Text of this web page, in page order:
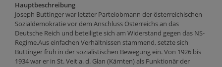
Hauptbeschreibung
Joseph Buttinger war letzter Parteiobmann der österreichischen
Sozialdemokratie vor dem Anschluss Österreichs an das
Deutsche Reich und beteiligte sich am Widerstand gegen das NS-
Regime.Aus einfachen Verhältnissen stammend, setzte sich
Buttinger früh in der sozialistischen Bewegung ein. Von 1926 bis
1934 war er in St. Veit a. d. Glan (Kärnten) als Funktionär der